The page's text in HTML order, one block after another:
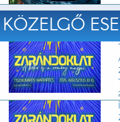
KÖZELGŐ